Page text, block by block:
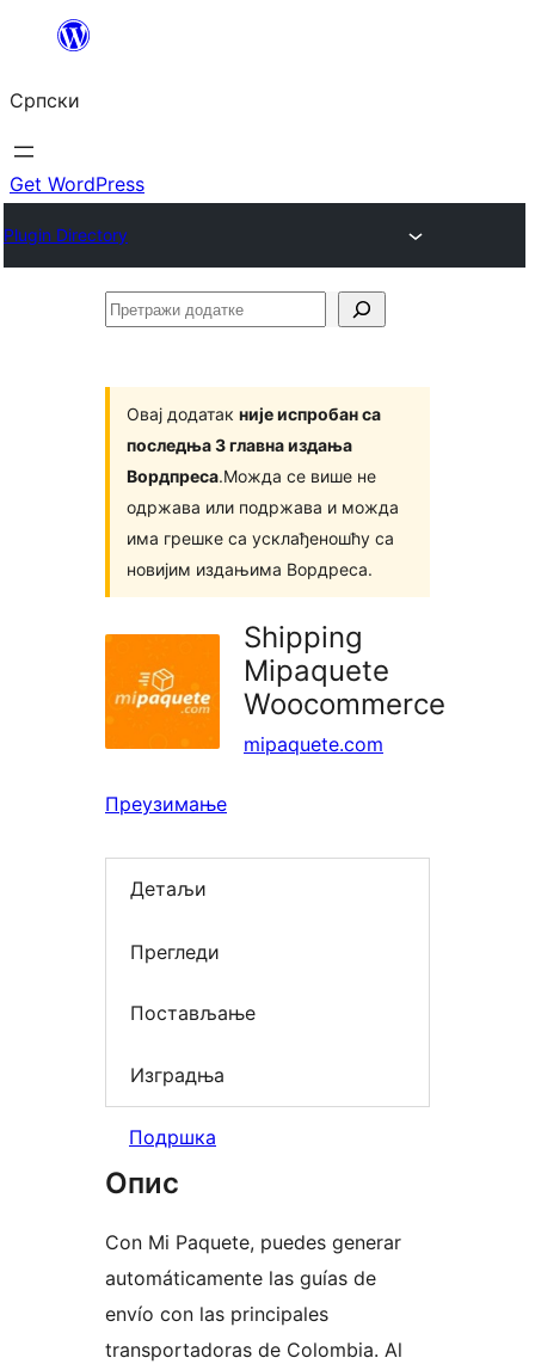
Скочи
садржај
Српски
Get WordPress
Plugin Directory
Претражи
Овај додатак није испробан са
последња 3 главна издања
Вордпреса.Можда се више не
одржава или подржава и можда
има грешке са усклађеношћу са
новијим издањима Вордреса.
Shipping
Mipaquete
Woocommerce
mipaquete.com
Преузимање
Детаљи
Прегледи
Постављање
Изградња
Подршка
Опис
Con Mi Paquete, puedes generar
automáticamente las guías de
envío con las principales
transportadoras de Colombia. Al